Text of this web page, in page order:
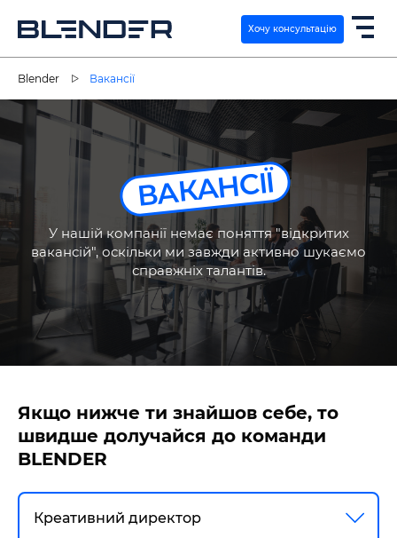
ПОСЛУГИ
ЕКСПЕРТИЗА
КЕЙСИ
ВАКАНСІЇ
КОНТАКТИ
Хочу консультацію
Blender Вакансії
ВАКАНСІЇ
У нашій компанії немає поняття "відкритих
вакансій", оскільки ми завжди активно шукаємо
справжніх талантів.
Якщо нижче ти знайшов себе, то
швидше долучайся до команди
BLENDER
Креативний директор